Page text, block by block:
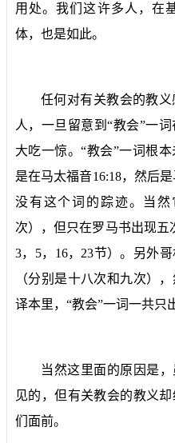
用处。我们这许多人，在
体，也是如此。
任何对有关教会的教
人，一旦留意到“教会”一
大吃一惊。“教会”一词根
是在马太福音16:18，然后
没有这个词的踪迹。当
次），但只在罗马书出现五
3， 5， 16， 23节）。另外
（分别是十八次和九次）
译本里，“教会”一词一共只
当然这里面的原因是
见的，但有关教会的教义
们面前。